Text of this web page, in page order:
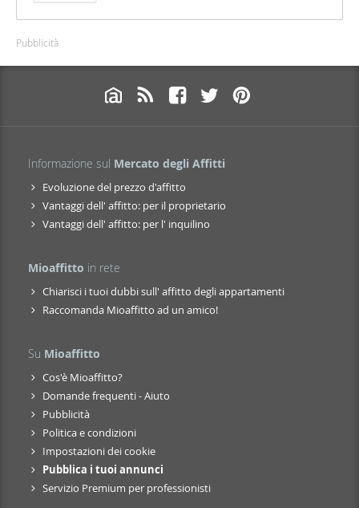
Pubblicità
Informazione sul Mercato degli Affitti
Evoluzione del prezzo d'affitto
Vantaggi dell' affitto: per il proprietario
Vantaggi dell' affitto: per l' inquilino
Mioaffitto in rete
Chiarisci i tuoi dubbi sull' affitto degli appartamenti
Raccomanda Mioaffitto ad un amico!
Su Mioaffitto
Cos'è Mioaffitto?
Domande frequenti - Aiuto
Pubblicità
Politica e condizioni
Impostazioni dei cookie
Pubblica i tuoi annunci
Servizio Premium per professionisti